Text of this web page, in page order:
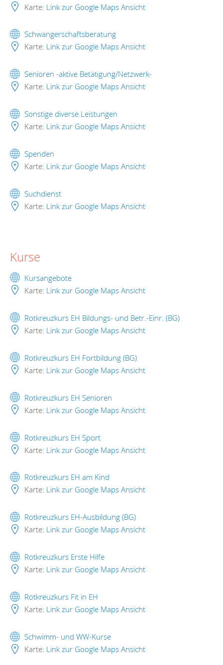
Karte: Link zur Google Maps Ansicht
Schwangerschaftsberatung
Karte: Link zur Google Maps Ansicht
Senioren -aktive Betätigung/Netzwerk-
Karte: Link zur Google Maps Ansicht
Sonstige diverse Leistungen
Karte: Link zur Google Maps Ansicht
Spenden
Karte: Link zur Google Maps Ansicht
Suchdienst
Karte: Link zur Google Maps Ansicht
Kurse
Kursangebote
Karte: Link zur Google Maps Ansicht
Rotkreuzkurs EH Bildungs- und Betr.-Einr. (BG)
Karte: Link zur Google Maps Ansicht
Rotkreuzkurs EH Fortbildung (BG)
Karte: Link zur Google Maps Ansicht
Rotkreuzkurs EH Senioren
Karte: Link zur Google Maps Ansicht
Rotkreuzkurs EH Sport
Karte: Link zur Google Maps Ansicht
Rotkreuzkurs EH am Kind
Karte: Link zur Google Maps Ansicht
Rotkreuzkurs EH-Ausbildung (BG)
Karte: Link zur Google Maps Ansicht
Rotkreuzkurs Erste Hilfe
Karte: Link zur Google Maps Ansicht
Rotkreuzkurs Fit in EH
Karte: Link zur Google Maps Ansicht
Schwimm- und WW-Kurse
Karte: Link zur Google Maps Ansicht